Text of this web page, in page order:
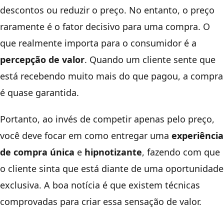
descontos ou reduzir o preço. No entanto, o preço
raramente é o fator decisivo para uma compra. O
que realmente importa para o consumidor é a
percepção de valor. Quando um cliente sente que
está recebendo muito mais do que pagou, a compra
é quase garantida.
Portanto, ao invés de competir apenas pelo preço,
você deve focar em como entregar uma experiência
de compra única e hipnotizante, fazendo com que
o cliente sinta que está diante de uma oportunidade
exclusiva. A boa notícia é que existem técnicas
comprovadas para criar essa sensação de valor.